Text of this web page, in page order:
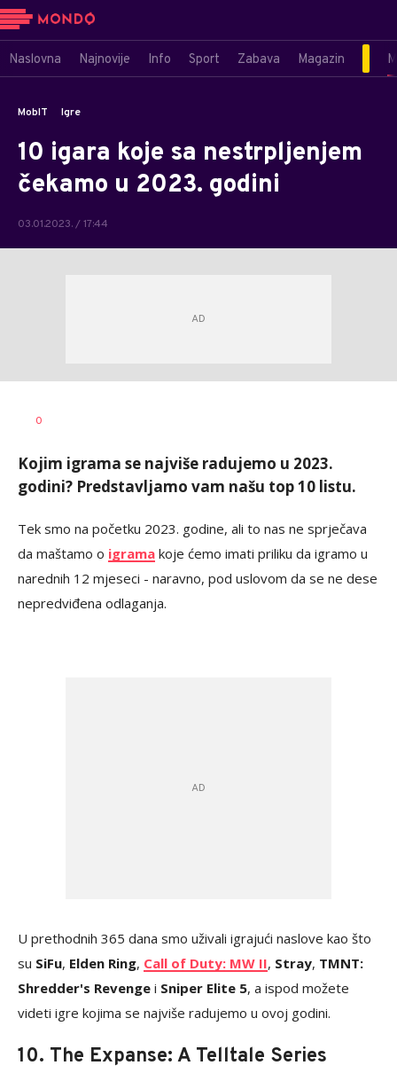
Naslovna Najnovije Info Sport Zabava Magazin
MobIT Igre
10 igara koje sa nestrpljenjem
čekamo u 2023. godini
03.01.2023. / 17:44
AUTOR
0
Kojim igrama se najviše radujemo u 2023.
godini? Predstavljamo vam našu top 10 listu.
Tek smo na početku 2023. godine, ali to nas ne sprječava
da maštamo o igrama koje ćemo imati priliku da igramo u
narednih 12 mjeseci - naravno, pod uslovom da se ne dese
nepredviđena odlaganja.
U prethodnih 365 dana smo uživali igrajući naslove kao što
su SiFu, Elden Ring, Call of Duty: MW II, Stray, TMNT:
Shredder's Revenge i Sniper Elite 5, a ispod možete
videti igre kojima se najviše radujemo u ovoj godini.
10. The Expanse: A Telltale Series